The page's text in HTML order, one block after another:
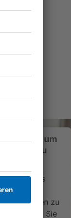
Milow
um
zu
eines
kann Daten zu
Bitte lesen Sie